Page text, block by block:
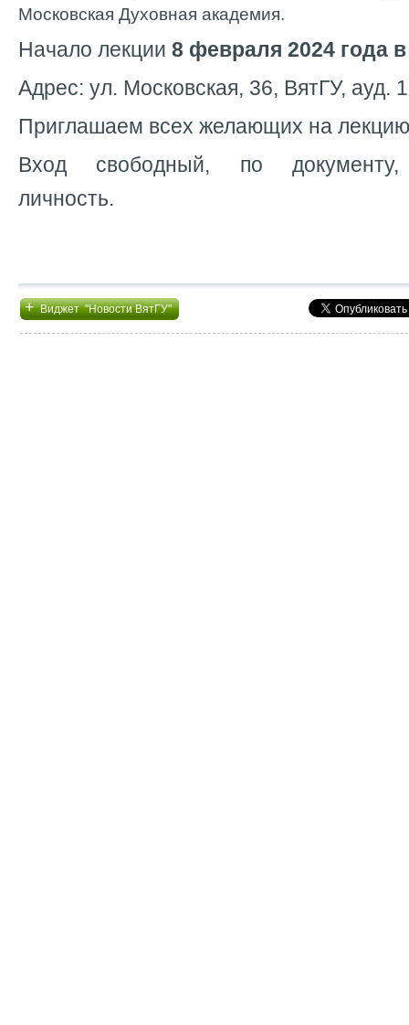
Московская Духовная академия.
Начало лекции 8 февраля 2024 года в
Адрес: ул. Московская, 36, ВятГУ, ауд.
Приглашаем всех желающих на
Вход свободный, по документу,
личность.
+Виджет "Новости ВятГУ"